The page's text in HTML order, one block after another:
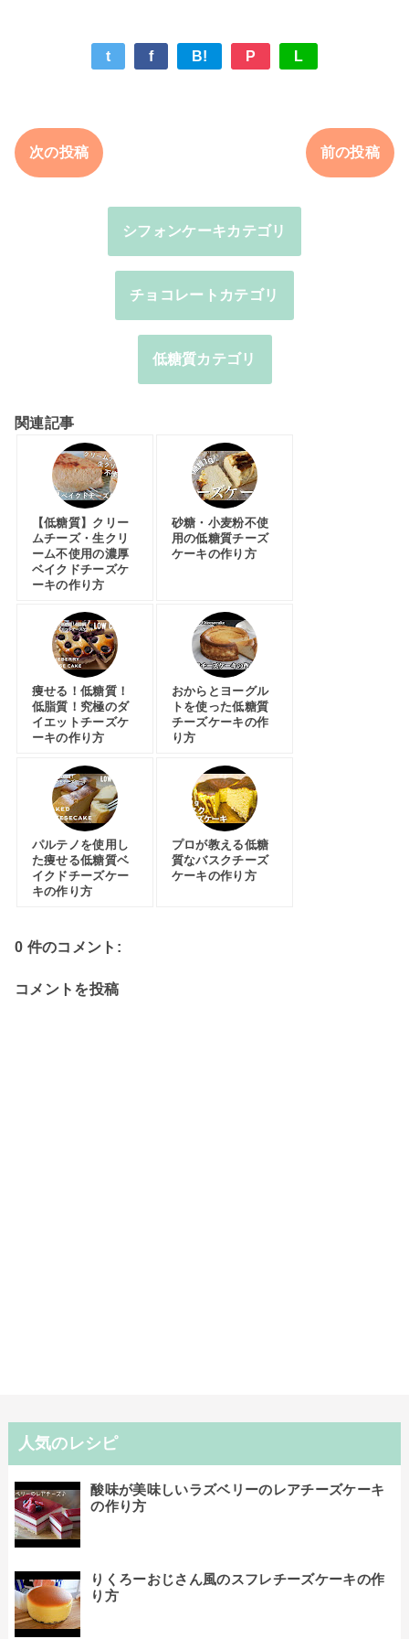
t f B! P L
次の投稿 前の投稿
シフォンケーキカテゴリ
チョコレートカテゴリ
低糖質カテゴリ
関連記事
【低糖質】クリー
ムチーズ・生クリ
ーム不使用の濃厚
ベイクドチーズケ
ーキの作り方
砂糖・小麦粉不使
用の低糖質チーズ
ケーキの作り方
痩せる！低糖質！
低脂質！究極のダ
イエットチーズケ
ーキの作り方
おからとヨーグル
トを使った低糖質
チーズケーキの作
り方
パルテノを使用し
た痩せる低糖質ベ
イクドチーズケー
キの作り方
プロが教える低糖
質なバスクチーズ
ケーキの作り方
0 件のコメント:
コメントを投稿
人気のレシピ
酸味が美味しいラズベリーのレアチーズケーキ
の作り方
りくろーおじさん風のスフレチーズケーキの作
り方